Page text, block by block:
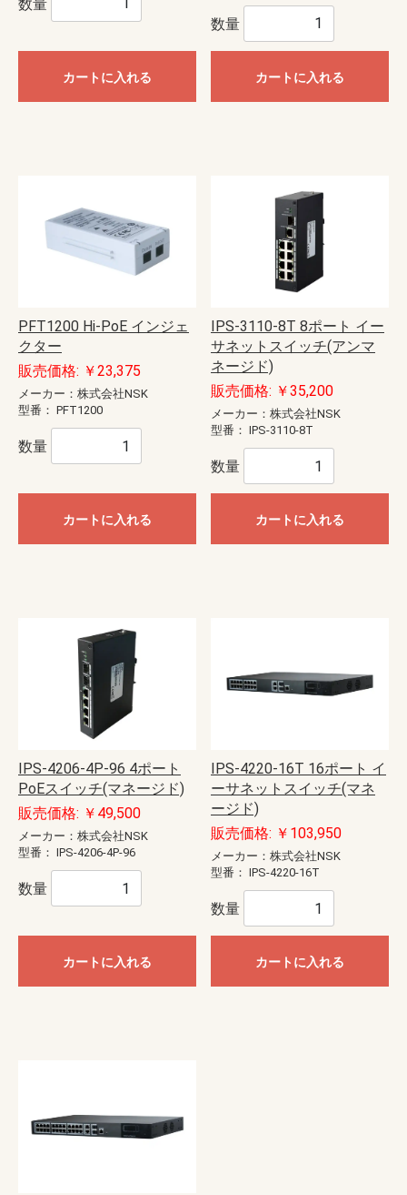
カートに入れる
数量
カートに入れる
PFT1200 Hi-PoE インジェ
クター
販売価格: ￥23,375
メーカー：株式会社NSK
型番： PFT1200
数量
カートに入れる
IPS-3110-8T 8ポート イー
サネットスイッチ(アンマ
ネージド)
販売価格: ￥35,200
メーカー：株式会社NSK
型番： IPS-3110-8T
数量
カートに入れる
IPS-4206-4P-96 4ポート
PoEスイッチ(マネージド)
販売価格: ￥49,500
メーカー：株式会社NSK
型番： IPS-4206-4P-96
数量
カートに入れる
IPS-4220-16T 16ポート イ
ーサネットスイッチ(マネ
ージド)
販売価格: ￥103,950
メーカー：株式会社NSK
型番： IPS-4220-16T
数量
カートに入れる